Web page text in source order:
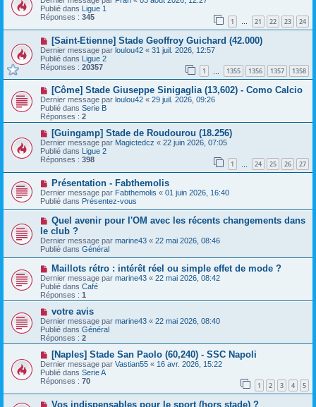
g
e
e
s
s
a
e
u
v
e
a
u
m
e
s
s
a
e
Publié dans Ligue 1
Réponses : 345 1 … 21 22 23 24
N
o
u
v
e
a
m
e
s
s
a
g
e
[Saint-Etienne] Stade Geoffroy Guichard (42.000)
Dernier message par loulou42 « 31 juil. 2026, 12:57
Publié dans Ligue 2
Réponses : 20357 1 1355 1356 1357 1358
N
o
u
v
e
a
u
m
e
s
s
a
g
e
[Côme] Stade Giuseppe Sinigaglia (13,602) - Como Calcio
Dernier message par loulou42 « 29 juil. 2026, 09:26
Publié dans Serie B
Réponses : 2
N
o
u
v
e
a
m
e
s
s
a
g
e
[Guingamp] Stade de Roudourou (18.256)
Dernier message par Magictedcz « 22 juin 2026, 07:05
Publié dans Ligue 2
Réponses : 398 1 24 25 26 27
N
o
u
v
a
u
m
e
s
s
a
g
e
Présentation - Fabthemolis
Dernier message par Fabthemolis « 01 juin 2026, 16:40
Publié dans Présentez-vous
N
u
v
e
a
m
e
s
s
a
g
e
Quel avenir pour l'OM avec les récents changements dans
le club ?
Dernier message par marine43 « 22 mai 2026, 08:46
Publié dans Général
N
o
u
v
e
a
m
e
s
s
a
g
e
Maillots rétro : intérêt réel ou simple effet de mode ?
Dernier message par marine43 « 22 mai 2026, 08:42
Publié dans Café
Réponses : 1
N
o
u
v
e
a
u
m
e
s
s
a
votre avis
Dernier message par marine43 « 22 mai 2026, 08:40
Publié dans Général
Réponses : 2
N
o
u
v
e
a
u
[Naples] Stade San Paolo (60,240) - SSC Napoli
Dernier message par Vastian55 « 16 avr. 2026, 15:22
Publié dans Serie A
Réponses : 70 1 2 3 4 5
NVos indispensables pour le sport (hors stade) ?